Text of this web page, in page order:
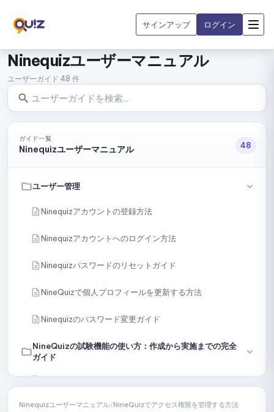
サインアップ ログイン
Ninequizユーザーマニュアル
ユーザーガイド 48 件
ガイド一覧
Ninequizユーザーマニュアル 48
ユーザー管理
Ninequizアカウントの登録方法
Ninequizアカウントへのログイン方法
Ninequizパスワードのリセットガイド
NineQuizで個人プロフィールを更新する方法
Ninequizのパスワード変更ガイド
NineQuizの試験機能の使い方：作成から実施までの完全
ガイド
手動で問題を作成する
Ninequizユーザーマニュアル/NineQuizでアクセス権限を管理する方法